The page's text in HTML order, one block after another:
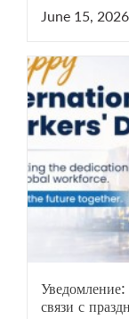
June 15, 2026
связи с